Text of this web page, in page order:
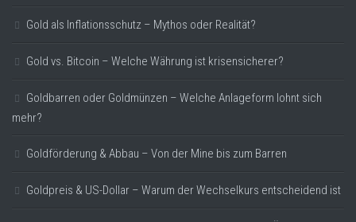
Gold als Inflationsschutz – Mythos oder Realität?
Gold vs. Bitcoin – Welche Währung ist krisensicherer?
Goldbarren oder Goldmünzen – Welche Anlageform lohnt sich
mehr?
Goldförderung & Abbau – Von der Mine bis zum Barren
Goldpreis & US-Dollar – Warum der Wechselkurs entscheidend ist